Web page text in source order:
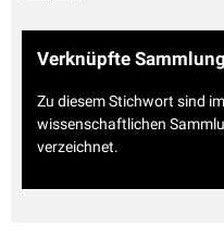
Verknüpfte
Zu diesem Stichwort sind
wissenschaftlichen
verzeichnet.